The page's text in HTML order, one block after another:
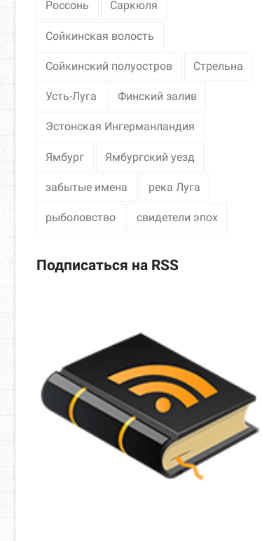
Россонь Саркюля
Сойкинская волость
Сойкинский полуостров Стрельна
Усть-Луга Финский залив
Эстонская Ингерманландия
Ямбург Ямбургский уезд
забытые имена река Луга
рыболовство свидетели эпох
Подписаться на RSS